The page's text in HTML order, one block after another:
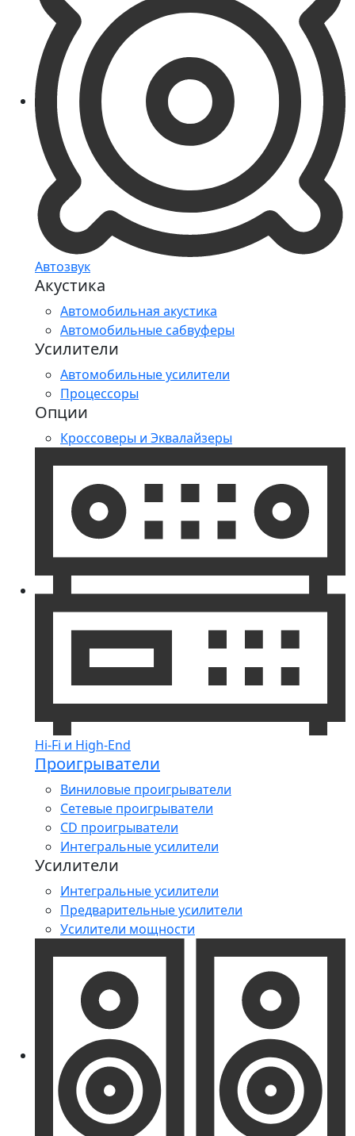
Автозвук
Акустика
Автомобильная акустика
Автомобильные сабвуферы
Усилители
Автомобильные усилители
Процессоры
Опции
Кроссоверы и Эквалайзеры
Hi-Fi и High-End
Проигрыватели
Виниловые проигрыватели
Сетевые проигрыватели
CD проигрыватели
Интегральные усилители
Усилители
Интегральные усилители
Предварительные усилители
Усилители мощности